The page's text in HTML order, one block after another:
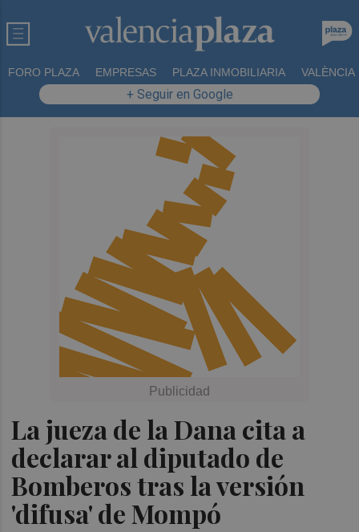
FORO PLAZA EMPRESAS PLAZA INMOBILIARIA VALÈNCIA
+ Seguir en Google
La jueza de la Dana cita a
declarar al diputado de
Bomberos tras la versión
'difusa' de Mompó